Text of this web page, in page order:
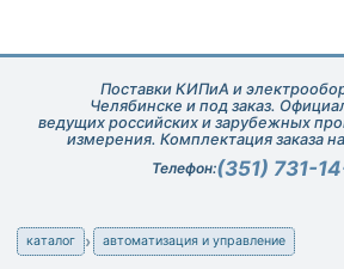
Поставки КИПиА и
Челябинске и под заказ.
ведущих российских и зарубежных
измерения. Комплектация заказа
техническая поддержка при
Телефон:(351) 731-
каталог автоматизация и управление